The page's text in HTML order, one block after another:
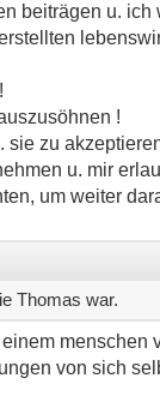
beiträgen u.
!
sie zu
u. mir
um weiter
Thomas war.
von sich